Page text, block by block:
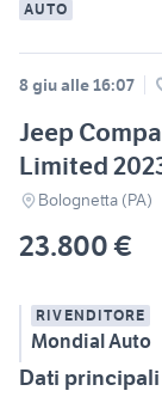
AUTO
8 giu alle 16:07
Jeep
Limited
Bolognetta (PA)
23.800 €
RIVENDITORE
Mondial Auto
Dati principali